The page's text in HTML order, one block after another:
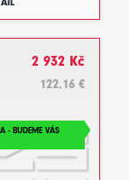
2 932 Kč
122.16 €
- BUDEME VÁS